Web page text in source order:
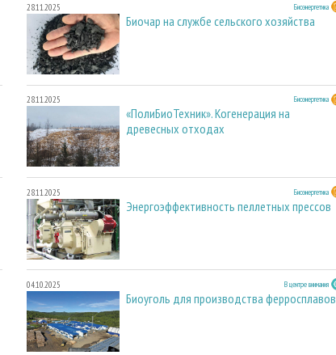
28.11.2025 Биоэнергетика
Биочар на службе сельского хозяйства
28.11.2025 Биоэнергетика
«ПолиБиоТехник». Когенерация на
древесных отходах
28.11.2025 Биоэнергетика
Энергоэффективность пеллетных прессов
04.10.2025 В центре внимания
Биоуголь для производства ферросплавов